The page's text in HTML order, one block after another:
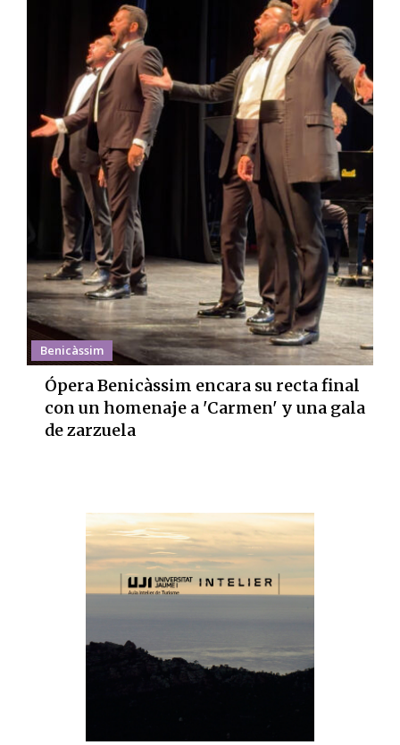
Benicàssim
Ópera Benicàssim encara su recta final
con un homenaje a 'Carmen' y una gala
de zarzuela